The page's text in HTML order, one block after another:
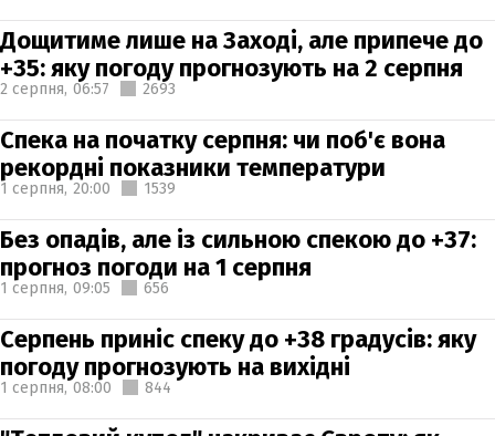
Дощитиме лише на Заході, але припече до
+35: яку погоду прогнозують на 2 серпня
2 серпня, 06:57 2693
Спека на початку серпня: чи поб'є вона
рекордні показники температури
1 серпня, 20:00 1539
Без опадів, але із сильною спекою до +37:
прогноз погоди на 1 серпня
1 серпня, 09:05 656
Серпень приніс спеку до +38 градусів: яку
погоду прогнозують на вихідні
1 серпня, 08:00 844